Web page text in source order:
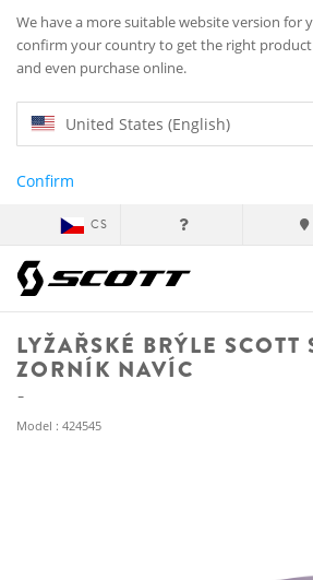
We have a more suitable website version for
confirm your country to get the right
and even purchase online.
United States (English)
Confirm
CS
LYŽAŘSKÉ BRÝLE SCOTT
ZORNÍK NAVÍC
Model : 424545